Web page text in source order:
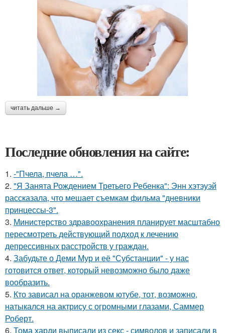
читать дальше →
Последние обновления на сайте:
1. -"Пчела, пчела …".
2. "Я Занята Рождением Третьего Ребенка": Энн хэтэуэй
рассказала, что мешает съемкам фильма "дневники
принцессы-3".
3. Министерство здравоохранения планирует масштабно
пересмотреть действующий подход к лечению
депрессивных расстройств у граждан.
4. Забудьте о Деми Мур и её "Субстанции" - у нас
готовится ответ, который невозможно было даже
вообразить.
5. Кто зависал на оранжевом ютубе, тот, возможно,
натыкался на актрису с огромными глазами, Саммер
Роберт.
6. Тома харди выписали из секс - символов и записали в